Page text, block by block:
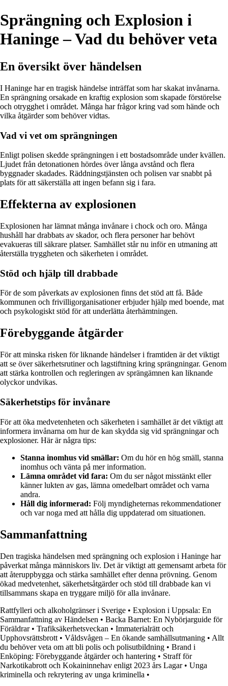
Sprängning och Explosion i
Haninge – Vad du behöver veta
En översikt över händelsen
I Haninge har en tragisk händelse inträffat som har skakat invånarna.
En sprängning orsakade en kraftig explosion som skapade förstörelse
och otrygghet i området. Många har frågor kring vad som hände och
vilka åtgärder som behöver vidtas.
Vad vi vet om sprängningen
Enligt polisen skedde sprängningen i ett bostadsområde under kvällen.
Ljudet från detonationen hördes över långa avstånd och flera
byggnader skadades. Räddningstjänsten och polisen var snabbt på
plats för att säkerställa att ingen befann sig i fara.
Effekterna av explosionen
Explosionen har lämnat många invånare i chock och oro. Många
hushåll har drabbats av skador, och flera personer har behövt
evakueras till säkrare platser. Samhället står nu inför en utmaning att
återställa tryggheten och säkerheten i området.
Stöd och hjälp till drabbade
För de som påverkats av explosionen finns det stöd att få. Både
kommunen och frivilligorganisationer erbjuder hjälp med boende, mat
och psykologiskt stöd för att underlätta återhämtningen.
Förebyggande åtgärder
För att minska risken för liknande händelser i framtiden är det viktigt
att se över säkerhetsrutiner och lagstiftning kring sprängningar. Genom
att stärka kontrollen och regleringen av sprängämnen kan liknande
olyckor undvikas.
Säkerhetstips för invånare
För att öka medvetenheten och säkerheten i samhället är det viktigt att
informera invånarna om hur de kan skydda sig vid sprängningar och
explosioner. Här är några tips:
Stanna inomhus vid smällar: Om du hör en hög smäll, stanna
inomhus och vänta på mer information.
Lämna området vid fara: Om du ser något misstänkt eller
känner lukten av gas, lämna omedelbart området och varna
andra.
Håll dig informerad: Följ myndigheternas rekommendationer
och var noga med att hålla dig uppdaterad om situationen.
Sammanfattning
Den tragiska händelsen med sprängning och explosion i Haninge har
påverkat många människors liv. Det är viktigt att gemensamt arbeta för
att återuppbygga och stärka samhället efter denna prövning. Genom
ökad medvetenhet, säkerhetsåtgärder och stöd till drabbade kan vi
tillsammans skapa en tryggare miljö för alla invånare.
Rattfylleri och alkoholgränser i Sverige • Explosion i Uppsala: En
Sammanfattning av Händelsen • Backa Barnet: En Nybörjarguide för
Föräldrar• Trafiksäkerhetsveckan • Immaterialrätt och
Upphovsrättsbrott • Våldsvågen – En ökande samhällsutmaning • Allt
du behöver veta om att bli polis och polisutbildning • Brand i
Enköping: Förebyggande åtgärder och hantering • Straff för
Narkotikabrott och Kokaininnehav enligt 2023 års Lagar• Unga
kriminella och rekrytering av unga kriminella •